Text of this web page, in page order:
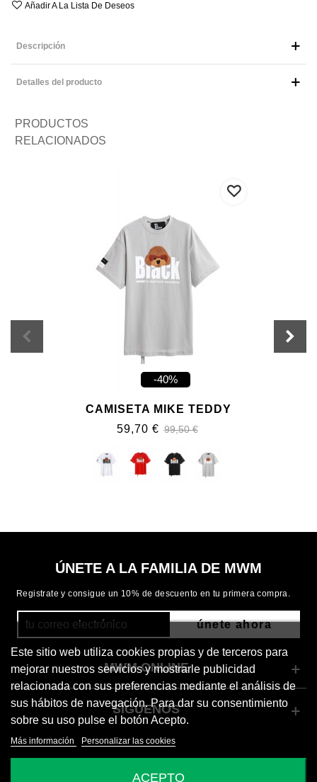
Añadir A La Lista De Deseos
Descripción
Detalles del producto
PRODUCTOS
RELACIONADOS
-40%
CAMISETA MIKE TEDDY
59,70 € 99,50 €
ÚNETE A LA FAMILIA DE MWM
Registrate y consigue un 10% de descuento en tu primera compra.
únete ahora
Este sitio web utiliza cookies propias y de terceros para
mejorar nuestros servicios y mostrarle publicidad
relacionada con sus preferencias mediante el análisis de
sus hábitos de navegación. Para dar su consentimiento
sobre su uso pulse el botón Acepto.
Más información Personalizar las cookies
ACEPTO
MWM ONLINE
SÍGUENOS